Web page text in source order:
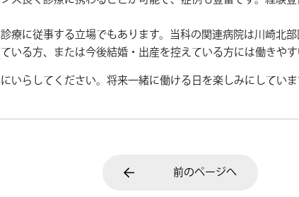
療に従事する立場でもあります。当科の関連病院は川崎北
いる方、または今後結婚・出産を控えている方には働きやす
いらしてください。将来一緒に働ける日を楽しみにしていま
前のページへ